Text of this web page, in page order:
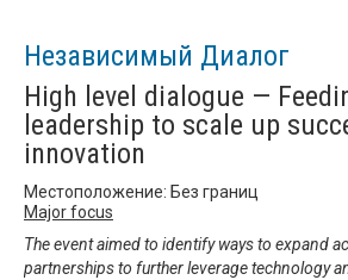
Независимый Диалог
High level dialogue —
leadership to scale up
innovation
Местоположение: Без границ
Major focus
The event aimed to identify ways to expand
partnerships to further leverage technology